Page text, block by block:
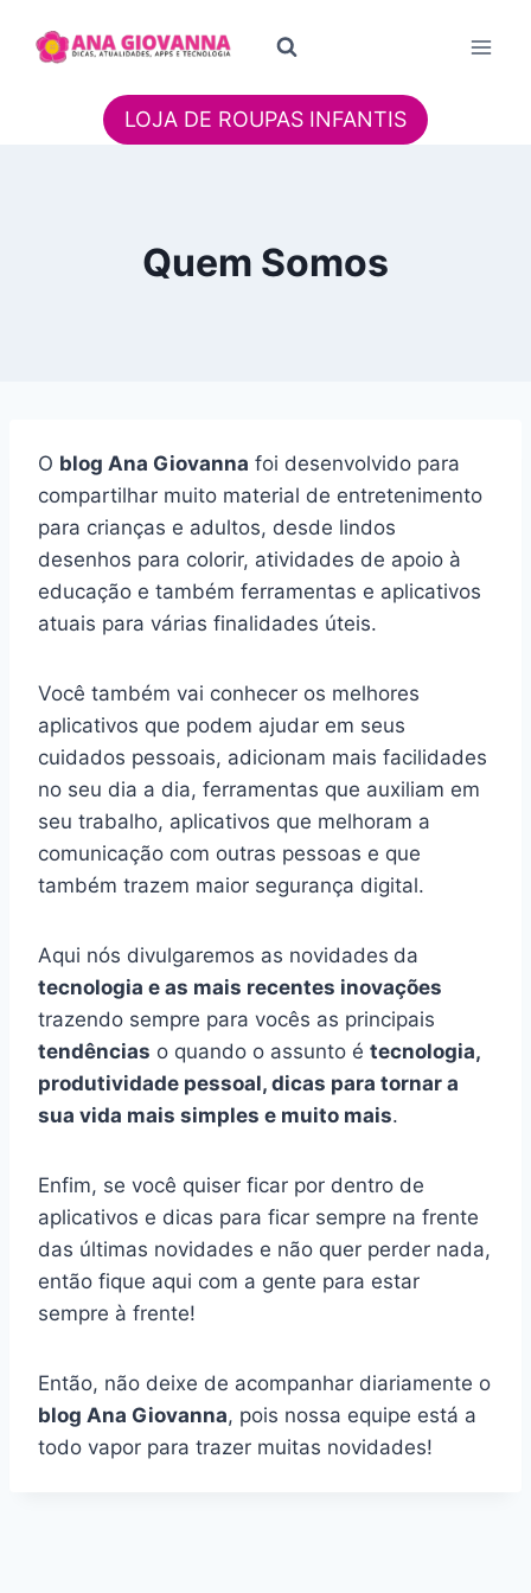
para
LOJA DE ROUPAS INFANTIS
Quem Somos
O blog Ana Giovanna foi desenvolvido para
compartilhar muito material de entretenimento
para crianças e adultos, desde lindos
desenhos para colorir, atividades de apoio à
educação e também ferramentas e aplicativos
atuais para várias finalidades úteis.
Você também vai conhecer os melhores
aplicativos que podem ajudar em seus
cuidados pessoais, adicionam mais facilidades
no seu dia a dia, ferramentas que auxiliam em
seu trabalho, aplicativos que melhoram a
comunicação com outras pessoas e que
também trazem maior segurança digital.
Aqui nós divulgaremos as novidades da
tecnologia e as mais recentes inovações
trazendo sempre para vocês as principais
tendências o quando o assunto é tecnologia,
produtividade pessoal, dicas para tornar a
sua vida mais simples e muito mais.
Enfim, se você quiser ficar por dentro de
aplicativos e dicas para ficar sempre na frente
das últimas novidades e não quer perder nada,
então fique aqui com a gente para estar
sempre à frente!
Então, não deixe de acompanhar diariamente o
blog Ana Giovanna, pois nossa equipe está a
todo vapor para trazer muitas novidades!